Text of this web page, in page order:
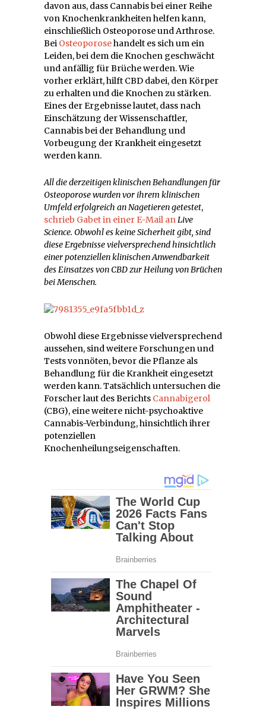
davon aus, dass Cannabis bei einer Reihe
von Knochenkrankheiten helfen kann,
einschließlich Osteoporose und Arthrose.
Bei Osteoporosehandelt es sich um ein
Leiden, bei dem die Knochen geschwächt
und anfällig für Brüche werden. Wie
vorher erklärt, hilft CBD dabei, den Körper
zu erhalten und die Knochen zu stärken.
Eines der Ergebnisse lautet, dass nach
Einschätzung der Wissenschaftler,
Cannabis bei der Behandlung und
Vorbeugung der Krankheit eingesetzt
werden kann.
All die derzeitigen klinischen Behandlungen für
Osteoporose wurden vor ihrem klinischen
Umfeld erfolgreich an Nagetieren getestet,
schrieb Gabet in einer E-Mail anLive
Science. Obwohl es keine Sicherheit gibt, sind
diese Ergebnisse vielversprechend hinsichtlich
einer potenziellen klinischen Anwendbarkeit
des Einsatzes von CBD zur Heilung von Brüchen
bei Menschen.
Obwohl diese Ergebnisse vielversprechend
aussehen, sind weitere Forschungen und
Tests vonnöten, bevor die Pflanze als
Behandlung für die Krankheit eingesetzt
werden kann. Tatsächlich untersuchen die
Forscher laut des Berichts Cannabigerol
(CBG), eine weitere nicht-psychoaktive
Cannabis-Verbindung, hinsichtlich ihrer
potenziellen
Knochenheilungseigenschaften.